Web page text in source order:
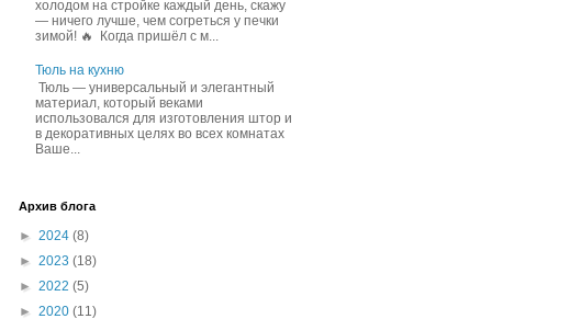
холодом на стройке каждый день, скажу
— ничего лучше, чем согреться у печки
зимой! 🔥 Когда пришёл с м...
Тюль на кухню
Тюль — универсальный и элегантный
материал, который веками
использовался для изготовления штор и
в декоративных целях во всех комнатах
Ваше...
Архив блога
► 2024 (8)
► 2023 (18)
► 2022 (5)
► 2020 (11)